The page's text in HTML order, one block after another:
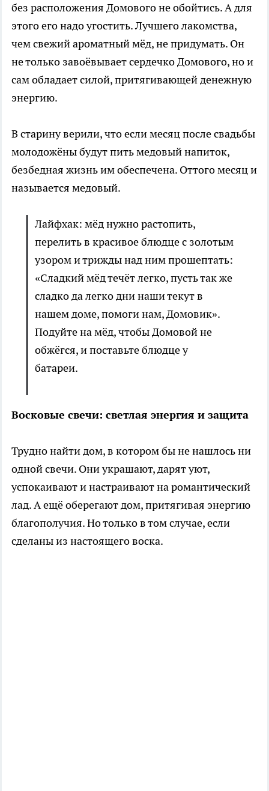
без расположения Домового не обойтись. А для
этого его надо угостить. Лучшего лакомства,
чем свежий ароматный мёд, не придумать. Он
не только завоёвывает сердечко Домового, но и
сам обладает силой, притягивающей денежную
энергию.
В старину верили, что если месяц после свадьбы
молодожёны будут пить медовый напиток,
безбедная жизнь им обеспечена. Оттого месяц и
называется медовый.
Лайфхак: мёд нужно растопить,
перелить в красивое блюдце с золотым
узором и трижды над ним прошептать:
«Сладкий мёд течёт легко, пусть так же
сладко да легко дни наши текут в
нашем доме, помоги нам, Домовик».
Подуйте на мёд, чтобы Домовой не
обжёгся, и поставьте блюдце у
батареи.
Восковые свечи: светлая энергия и защита
Трудно найти дом, в котором бы не нашлось ни
одной свечи. Они украшают, дарят уют,
успокаивают и настраивают на романтический
лад. А ещё оберегают дом, притягивая энергию
благополучия. Но только в том случае, если
сделаны из настоящего воска.